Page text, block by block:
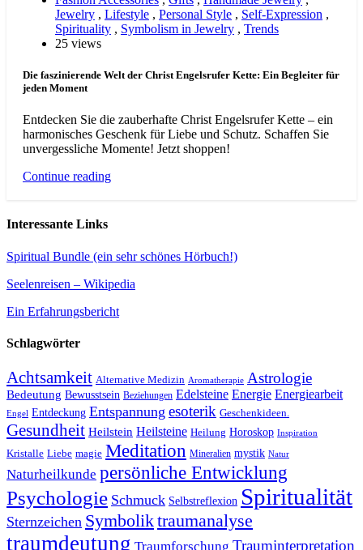
Jewelry , Lifestyle , Personal Style , Self-Expression ,
Spirituality , Symbolism in Jewelry , Trends
25 views
Die faszinierende Welt der Christ Engelsrufer Kette: Ein Begleiter für
jeden Moment
Entdecken Sie die zauberhafte Christ Engelsrufer Kette – ein
harmonisches Geschenk für Liebe und Schutz. Schaffen Sie
unvergessliche Momente! Jetzt shoppen!
Continue reading
Interessante Links
Spiritual Bundle (ein sehr schönes Hörbuch!)
Seelenreisen – Wikipedia
Ein Erfahrungsbericht
Schlagwörter
Achtsamkeit Alternative Medizin Aromatherapie Astrologie
Bedeutung Bewusstsein Beziehungen Edelsteine Energie Energiearbeit
Engel Entdeckung Entspannung esoterik Geschenkideen.
Gesundheit Heilstein Heilsteine Heilung Horoskop Inspiration
Kristalle Liebe magie Meditation Mineralien mystik Natur
Naturheilkunde persönliche Entwicklung
Psychologie Schmuck Selbstreflexion Spiritualität
Sternzeichen Symboliktraumanalyse
traumdeutung Traumforschung Trauminterpretation